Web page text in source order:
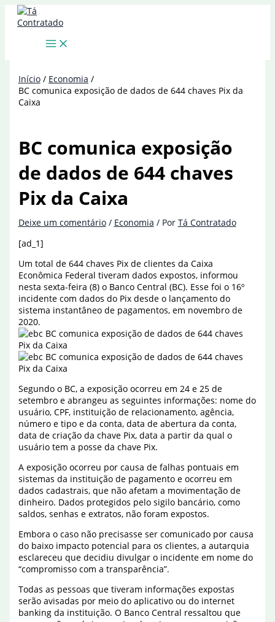
para
Início
Economia
BC comunica exposição de dados de 644 chaves Pix da
Caixa
BC comunica exposição
de dados de 644 chaves
Pix da Caixa
Deixe um comentário / Economia / Por Tá Contratado
[ad_1]
Um total de 644 chaves Pix de clientes da Caixa
Econômica Federal tiveram dados expostos, informou
nesta sexta-feira (8) o Banco Central (BC). Esse foi o 16º
incidente com dados do Pix desde o lançamento do
sistema instantâneo de pagamentos, em novembro de
2020.
Segundo o BC, a exposição ocorreu em 24 e 25 de
setembro e abrangeu as seguintes informações: nome do
usuário, CPF, instituição de relacionamento, agência,
número e tipo e da conta, data de abertura da conta,
data de criação da chave Pix, data a partir da qual o
usuário tem a posse da chave Pix.
A exposição ocorreu por causa de falhas pontuais em
sistemas da instituição de pagamento e ocorreu em
dados cadastrais, que não afetam a movimentação de
dinheiro. Dados protegidos pelo sigilo bancário, como
saldos, senhas e extratos, não foram expostos.
Embora o caso não precisasse ser comunicado por causa
do baixo impacto potencial para os clientes, a autarquia
esclareceu que decidiu divulgar o incidente em nome do
“compromisso com a transparência”.
Todas as pessoas que tiveram informações expostas
serão avisadas por meio do aplicativo ou do internet
banking da instituição. O Banco Central ressaltou que